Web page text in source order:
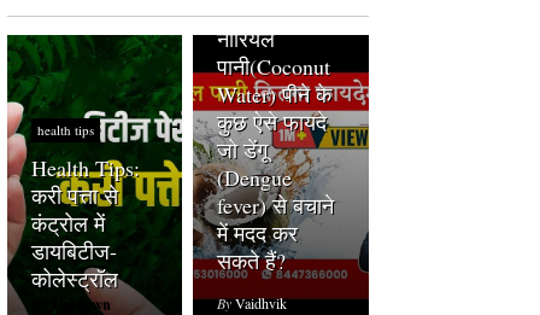
Rajasthan
health tips
Health Tips:
करी पत्ता से
कंट्रोल में
डायबिटीज-
कोलेस्ट्रॉल
Unknown
नारियल
पानी(Coconut
Water) पीने के
कुछ ऐसे फायदे
जो डेंगू
(Dengue
fever) से बचाने
में मदद कर
सकते हैं?
ByVaidhvik